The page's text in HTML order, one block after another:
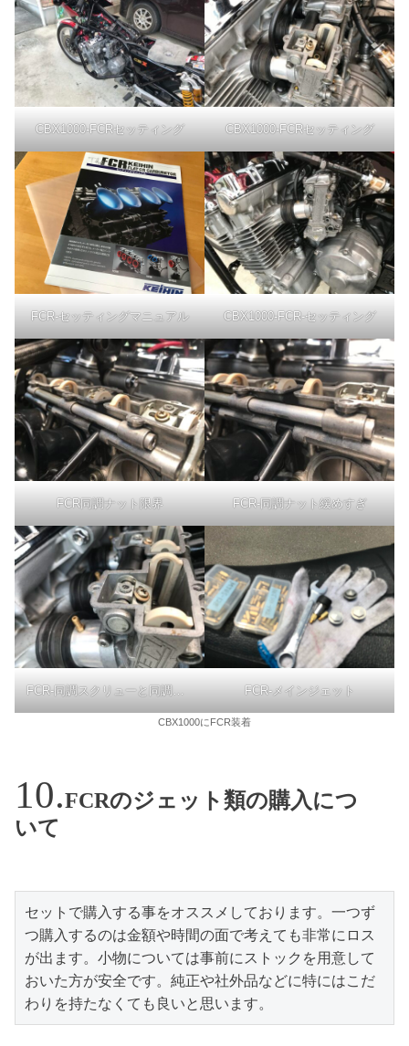
CBX1000-FCRセッティング CBX1000-FCRセッティング
FCR-セッティングマニュアル CBX1000-FCR-セッティング
FCR同調ナット限界 FCR-同調ナット緩めすぎ
FCR-同調スクリューと同調ナット FCR-メインジェット
CBX1000にFCR装着
FCRのジェット類の購入につ
いて
セットで購入する事をオススメしております。一つず
つ購入するのは金額や時間の面で考えても非常にロス
が出ます。小物については事前にストックを用意して
おいた方が安全です。純正や社外品などに特にはこだ
わりを持たなくても良いと思います。